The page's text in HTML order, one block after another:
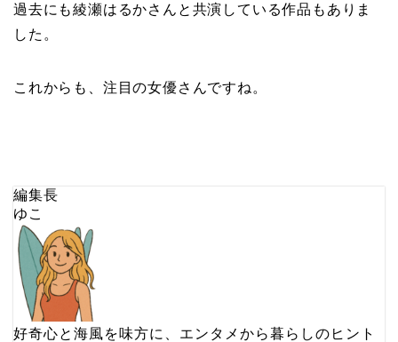
過去にも綾瀬はるかさんと共演している作品もありま
した。
これからも、注目の女優さんですね。
編集長
ゆこ
好奇心と海風を味方に、エンタメから暮らしのヒント